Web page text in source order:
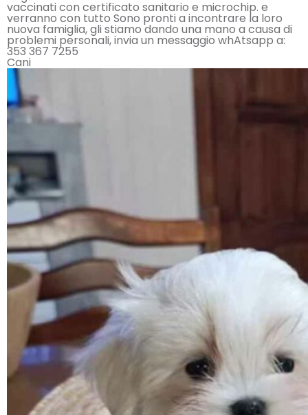
vaccinati con certificato sanitario e microchip. e
verranno con tutto Sono pronti a incontrare la loro
nuova famiglia, gli stiamo dando una mano a causa di
problemi personali, invia un messaggio whAtsapp a:
353 367 7255
Cani